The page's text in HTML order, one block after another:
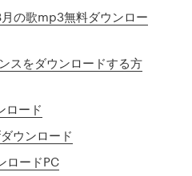
の歌mp3無料ダウンロー
スをダウンロードする方
ロード
ウンロード
ロードPC